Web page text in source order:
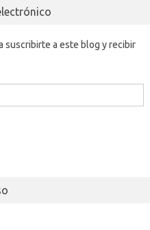
suscribirte a este blog y recibir